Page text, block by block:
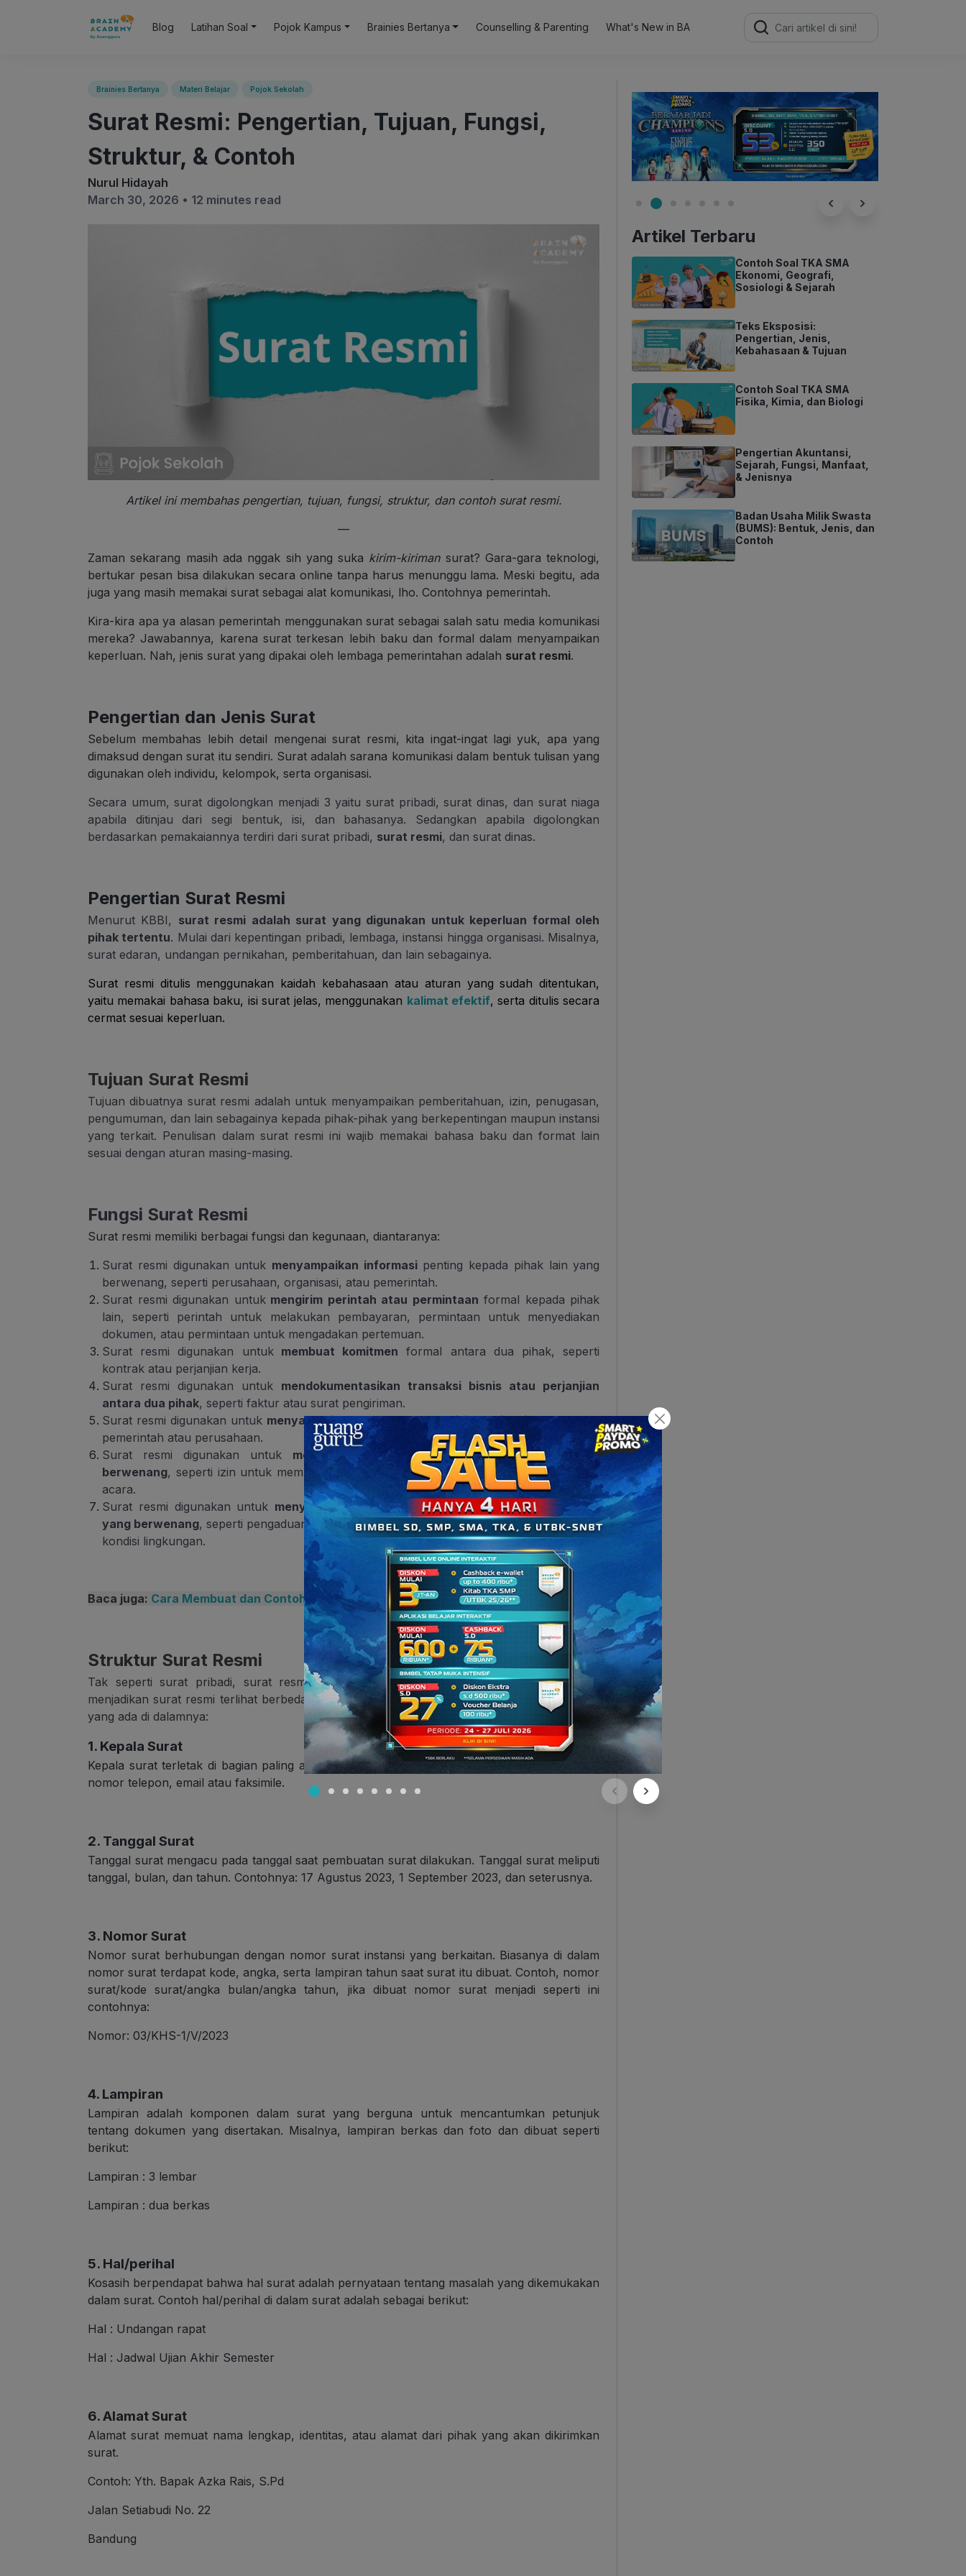
Blog Latihan Soal Pojok Kampus Brainies Bertanya Counselling & Parenting What's New in BA
Search
for:
Brainies Bertanya Materi Belajar Pojok Sekolah
Surat Resmi: Pengertian, Tujuan, Fungsi,
Struktur, & Contoh
Nurul Hidayah
March 30, 2026 • 12 minutes read
Artikel ini membahas pengertian, tujuan, fungsi, struktur, dan contoh surat resmi.
—
Zaman sekarang masih ada nggak sih yang suka kirim-kirimansurat? Gara-gara teknologi,
bertukar pesan bisa dilakukan secara online tanpa harus menunggu lama. Meski begitu, ada
juga yang masih memakai surat sebagai alat komunikasi, lho. Contohnya pemerintah.
Kira-kira apa ya alasan pemerintah menggunakan surat sebagai salah satu media komunikasi
mereka? Jawabannya, karena surat terkesan lebih baku dan formal dalam menyampaikan
keperluan. Nah, jenis surat yang dipakai oleh lembaga pemerintahan adalah surat resmi.
Pengertian dan Jenis Surat
Sebelum membahas lebih detail mengenai surat resmi, kita ingat-ingat lagi yuk, apa yang
dimaksud dengan surat itu sendiri. Surat adalah sarana komunikasi dalam bentuk tulisan yang
digunakan oleh individu, kelompok, serta organisasi.
Secara umum, surat digolongkan menjadi 3 yaitu surat pribadi, surat dinas, dan surat niaga
apabila ditinjau dari segi bentuk, isi, dan bahasanya. Sedangkan apabila digolongkan
berdasarkan pemakaiannya terdiri dari surat pribadi, surat resmi, dan surat dinas.
Pengertian Surat Resmi
Menurut KBBI, surat resmi adalah surat yang digunakan untuk keperluan formal oleh
pihak tertentu. Mulai dari kepentingan pribadi, lembaga, instansi hingga organisasi. Misalnya,
surat edaran, undangan pernikahan, pemberitahuan, dan lain sebagainya.
Surat resmi ditulis menggunakan kaidah kebahasaan atau aturan yang sudah ditentukan,
yaitu memakai bahasa baku, isi surat jelas, menggunakan kalimat efektif, serta ditulis secara
cermat sesuai keperluan.
Tujuan Surat Resmi
Tujuan dibuatnya surat resmi adalah untuk menyampaikan pemberitahuan, izin, penugasan,
pengumuman, dan lain sebagainya kepada pihak-pihak yang berkepentingan maupun instansi
yang terkait. Penulisan dalam surat resmi ini wajib memakai bahasa baku dan format lain
sesuai dengan aturan masing-masing.
Fungsi Surat Resmi
Surat resmi memiliki berbagai fungsi dan kegunaan, diantaranya:
Surat resmi digunakan untuk menyampaikan informasi penting kepada pihak lain yang
berwenang, seperti perusahaan, organisasi, atau pemerintah.
Surat resmi digunakan untukmengirim perintah atau permintaan formal kepada pihak
lain, seperti perintah untuk melakukan pembayaran, permintaan untuk menyediakan
dokumen, atau permintaan untuk mengadakan pertemuan.
Surat resmi digunakan untukmembuat komitmen formal antara dua pihak, seperti
kontrak atau perjanjian kerja.
Surat resmi digunakan untuk mendokumentasikan transaksi bisnis atau perjanjian
antara dua pihak, seperti faktur atau surat pengiriman.
Surat resmi digunakan untuk menyampaikan laporan atau hasil investigasioleh instansi
pemerintah atau perusahaan.
Surat resmi digunakan untuk meminta izin atau persetujuan dari pihak yang
berwenang, seperti izin untuk membangun gedung atau persetujuan untuk mengadakan
acara.
Surat resmi digunakan untuk menyampaikan pengaduan atau keluhan kepada pihak
yang berwenang, seperti pengaduan tentang pelayanan yang buruk atau keluhan tentang
kondisi lingkungan.
Baca juga: Cara Membuat dan Contoh Abstrak untuk Karya Ilmiah
Struktur Surat Resmi
Tak seperti surat pribadi, surat resmi terikat dengan struktur tertentu. Hal inilah yang
menjadikan surat resmi terlihat berbeda dengan surat lainnya. Berikut bagian-bagian penting
yang ada di dalamnya:
1. Kepala Surat
Kepala surat terletak di bagian paling atas dan memuat nama instansi, logo instansi, alamat,
nomor telepon, email atau faksimile.
2. Tanggal Surat
Tanggal surat mengacu pada tanggal saat pembuatan surat dilakukan. Tanggal surat meliputi
tanggal, bulan, dan tahun. Contohnya: 17 Agustus 2023, 1 September 2023, dan seterusnya.
3. Nomor Surat
Nomor surat berhubungan dengan nomor surat instansi yang berkaitan. Biasanya di dalam
nomor surat terdapat kode, angka, serta lampiran tahun saat surat itu dibuat. Contoh, nomor
surat/kode surat/angka bulan/angka tahun, jika dibuat nomor surat menjadi seperti ini
contohnya:
Nomor: 03/KHS-1/V/2023
4. Lampiran
Lampiran adalah komponen dalam surat yang berguna untuk mencantumkan petunjuk
tentang dokumen yang disertakan. Misalnya, lampiran berkas dan foto dan dibuat seperti
berikut:
Lampiran : 3 lembar
Lampiran : dua berkas
5. Hal/perihal
Kosasih berpendapat bahwa hal surat adalah pernyataan tentang masalah yang dikemukakan
dalam surat. Contoh hal/perihal di dalam surat adalah sebagai berikut:
Hal : Undangan rapat
Hal : Jadwal Ujian Akhir Semester
6. Alamat Surat
Alamat surat memuat nama lengkap, identitas, atau alamat dari pihak yang akan dikirimkan
surat.
Contoh: Yth. Bapak Azka Rais, S.Pd
Jalan Setiabudi No. 22
Bandung
Artikel Terbaru
Contoh Soal TKA SMA
Ekonomi, Geografi,
Sosiologi & Sejarah
Teks Eksposisi:
Pengertian, Jenis,
Kebahasaan & Tujuan
Contoh Soal TKA SMA
Fisika, Kimia, dan Biologi
Pengertian Akuntansi,
Sejarah, Fungsi, Manfaat,
& Jenisnya
Badan Usaha Milik Swasta
(BUMS): Bentuk, Jenis, dan
Contoh